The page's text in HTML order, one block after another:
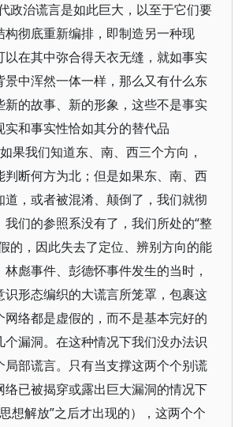
政治谎言是如此巨大，以至于它们要
构彻底重新编排，即制造另一种现
以在其中弥合得天衣无缝，就如事实
景中浑然一体一样，那么又有什么东
新的故事、新的形象，这些不是事实
实和事实性恰如其分的替代品
果我们知道东、南、西三个方向，
判断何方为北；但是如果东、南、西
道，或者被混淆、颠倒了，我们就彻
我们的参照系没有了，我们所处的“整
的，因此失去了定位、辨别方向的能
彪事件、彭德怀事件发生的当时，
识形态编织的大谎言所笼罩，包裹这
网络都是虚假的，而不是基本完好的
个漏洞。在这种情况下我们没办法识
局部谎言。只有当支撑这两个个别谎
络已被揭穿或露出巨大漏洞的情况下
思想解放”之后才出现的），这两个个